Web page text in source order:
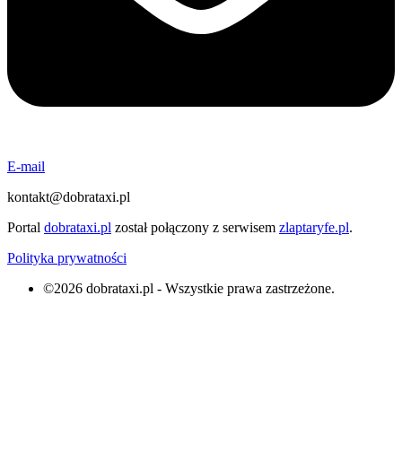
E-mail
kontakt@dobrataxi.pl
Portal dobrataxi.pl został połączony z serwisem zlaptaryfe.pl.
Polityka prywatności
©2026 dobrataxi.pl - Wszystkie prawa zastrzeżone.